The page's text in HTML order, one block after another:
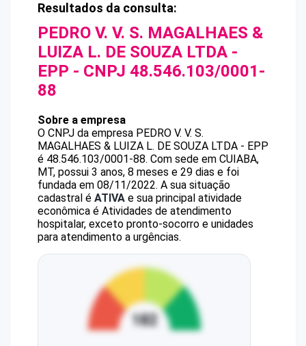
Resultados da consulta:
PEDRO V. V. S. MAGALHAES &
LUIZA L. DE SOUZA LTDA -
EPP - CNPJ 48.546.103/0001-
88
Sobre a empresa
O CNPJ da empresa PEDRO V. V. S.
MAGALHAES & LUIZA L. DE SOUZA LTDA - EPP
é 48.546.103/0001-88. Com sede em CUIABA,
MT, possui 3 anos, 8 meses e 29 dias e foi
fundada em 08/11/2022. A sua situação
cadastral é ATIVA e sua principal atividade
econômica é Atividades de atendimento
hospitalar, exceto pronto-socorro e unidades
para atendimento a urgências.